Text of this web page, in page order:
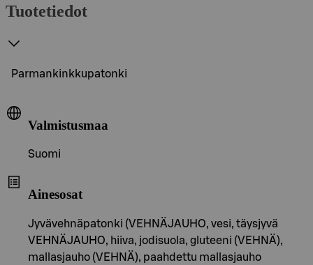
Tuotetiedot
Parmankinkkupatonki
Valmistusmaa
Suomi
Ainesosat
Jyvävehnäpatonki (VEHNÄJAUHO, vesi, täysjyvä
VEHNÄJAUHO, hiiva, jodisuola, gluteeni (VEHNÄ),
mallasjauho (VEHNÄ), paahdettu mallasjauho